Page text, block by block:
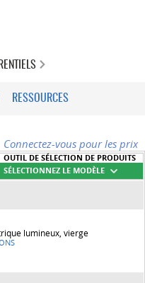
RESSOURCES
Connectez-vous pour les prix
OUTIL DE SÉLECTION DE PRODUITS
SÉLECTIONNEZ LE MODÈLE
lumineux, vierge